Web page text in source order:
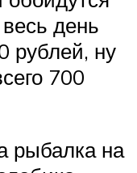
день
рублей, ну
700
рыбалка на